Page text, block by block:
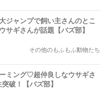
ジャンプで飼い主さんのとこ
サギさんが話題【バズ部】
その他のもふもふ動物たち
ミング♡超仲良しなウサギさ
破！【バズ部】